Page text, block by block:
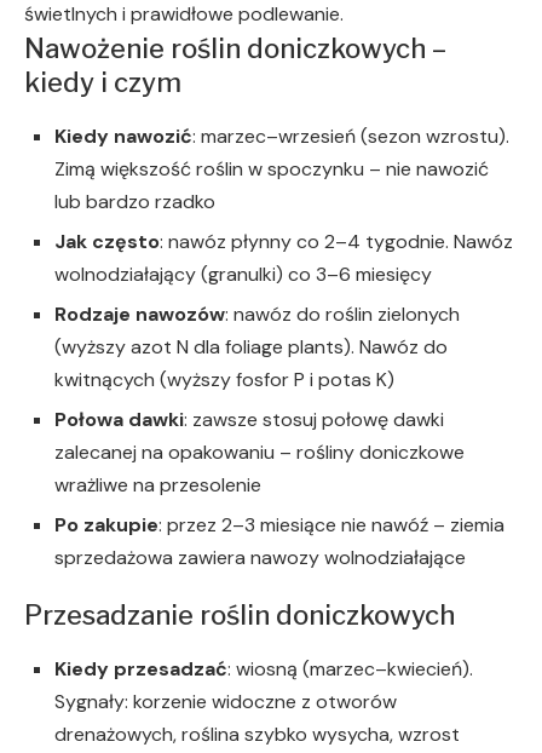
świetlnych i prawidłowe podlewanie.
Nawożenie roślin doniczkowych –
kiedy i czym
Kiedy nawozić: marzec–wrzesień (sezon wzrostu).
Zimą większość roślin w spoczynku – nie nawozić
lub bardzo rzadko
Jak często: nawóz płynny co 2–4 tygodnie. Nawóz
wolnodziałający (granulki) co 3–6 miesięcy
Rodzaje nawozów: nawóz do roślin zielonych
(wyższy azot N dla foliage plants). Nawóz do
kwitnących (wyższy fosfor P i potas K)
Połowa dawki: zawsze stosuj połowę dawki
zalecanej na opakowaniu – rośliny doniczkowe
wrażliwe na przesolenie
Po zakupie: przez 2–3 miesiące nie nawóź – ziemia
sprzedażowa zawiera nawozy wolnodziałające
Przesadzanie roślin doniczkowych
Kiedy przesadzać: wiosną (marzec–kwiecień).
Sygnały: korzenie widoczne z otworów
drenażowych, roślina szybko wysycha, wzrost